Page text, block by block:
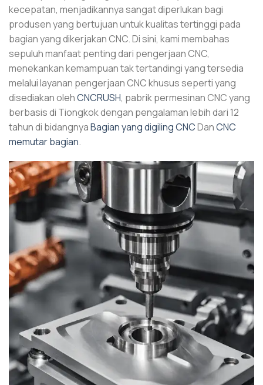
kecepatan, menjadikannya sangat diperlukan bagi
produsen yang bertujuan untuk kualitas tertinggi pada
bagian yang dikerjakan CNC. Di sini, kami membahas
sepuluh manfaat penting dari pengerjaan CNC,
menekankan kemampuan tak tertandingi yang tersedia
melalui layanan pengerjaan CNC khusus seperti yang
disediakan olehCNCRUSH, pabrik permesinan CNC yang
berbasis di Tiongkok dengan pengalaman lebih dari 12
tahun di bidangnyaBagian yang digiling CNCDanCNC
memutar bagian.